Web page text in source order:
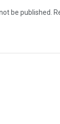
be published.